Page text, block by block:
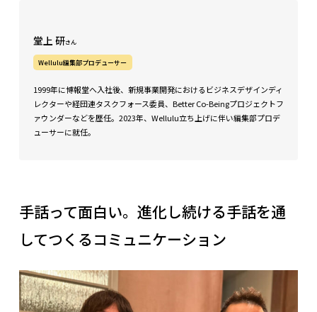
堂上 研さん
Wellulu編集部プロデューサー
1999年に博報堂へ入社後、新規事業開発におけるビジネスデザインディ
レクターや経団連タスクフォース委員、Better Co-Beingプロジェクトフ
ァウンダーなどを歴任。2023年、Wellulu立ち上げに伴い編集部プロデ
ューサーに就任。
手話って面白い。進化し続ける手話を通
してつくるコミュニケーション